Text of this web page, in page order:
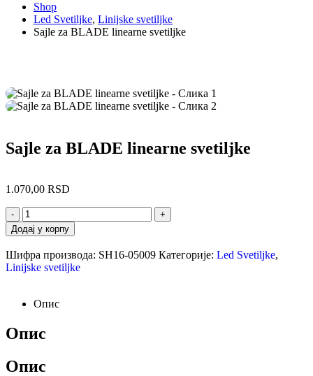
Shop
Led Svetiljke, Linijske svetiljke
Sajle za BLADE linearne svetiljke
Sajle za BLADE linearne svetiljke
1.070,00 RSD
-
+
Додај у корпу
Шифра производа: SH16-05009 Категорије: Led Svetiljke,
Linijske svetiljke
Опис
Опис
Опис